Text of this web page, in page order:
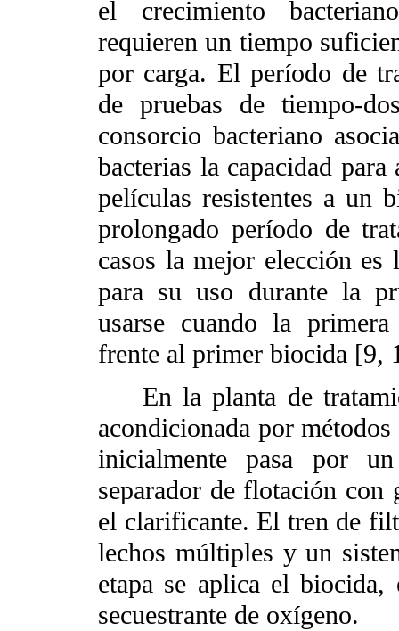
el crecimiento
requieren un tiempo
por carga. El período de
de pruebas de tiempo-
consorcio bacteriano
bacterias la capacidad
películas resistentes a un
prolongado período de
casos la mejor elección
para su uso durante la
usarse cuando la
frente al primer biocida [9,
En la planta de
acondicionada por
inicialmente pasa por
separador de flotación con
el clarificante. El tren de
lechos múltiples y un
etapa se aplica el
secuestrante de oxígeno.